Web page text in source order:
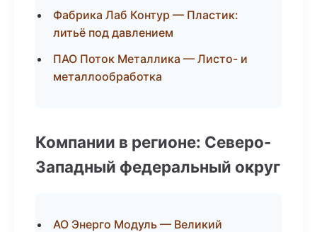
Фабрика Лаб Контур — Пластик:
литьё под давлением
ПАО Поток Металлика — Листо- и
металлообработка
Компании в регионе: Северо-
Западный федеральный округ
АО Энерго Модуль — Великий